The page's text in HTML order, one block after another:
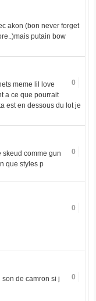
akon (bon never forget
putain bow
0
meme lil love
a ce que pourrait
est en dessous du lot je
0
skeud comme gun
que styles p
0
0
son de camron si j